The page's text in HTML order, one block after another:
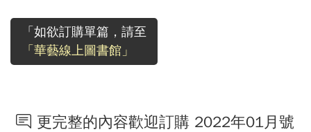
「如欲訂購單篇，請至
「華藝線上圖書館」
更完整的內容歡迎訂購 2022年01月號